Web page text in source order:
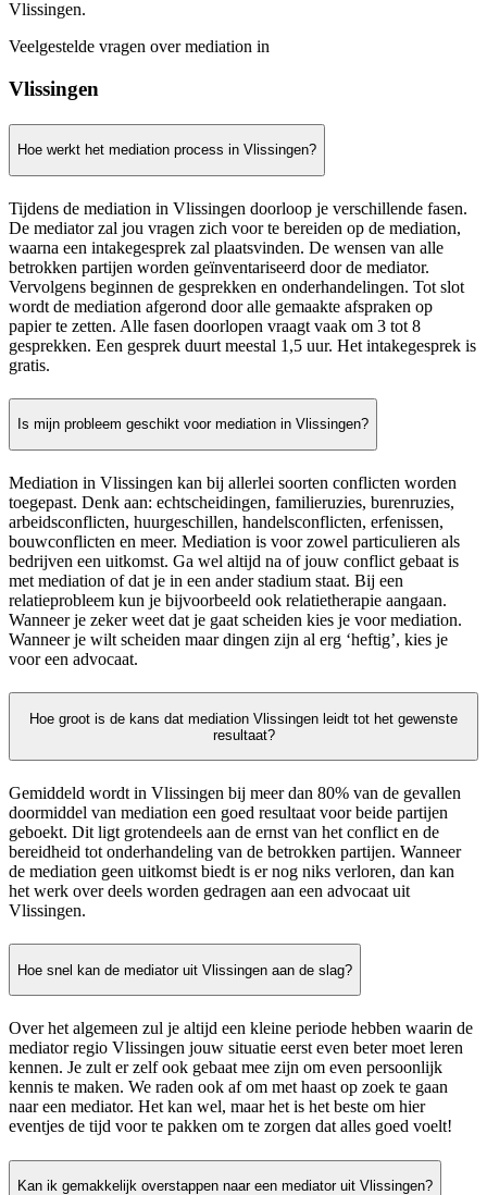
Vlissingen.
Veelgestelde vragen over mediation in
Vlissingen
Hoe werkt het mediation process in Vlissingen?
Tijdens de mediation in Vlissingen doorloop je verschillende fasen.
De mediator zal jou vragen zich voor te bereiden op de mediation,
waarna een intakegesprek zal plaatsvinden. De wensen van alle
betrokken partijen worden geïnventariseerd door de mediator.
Vervolgens beginnen de gesprekken en onderhandelingen. Tot slot
wordt de mediation afgerond door alle gemaakte afspraken op
papier te zetten. Alle fasen doorlopen vraagt vaak om 3 tot 8
gesprekken. Een gesprek duurt meestal 1,5 uur. Het intakegesprek is
gratis.
Is mijn probleem geschikt voor mediation in Vlissingen?
Mediation in Vlissingen kan bij allerlei soorten conflicten worden
toegepast. Denk aan: echtscheidingen, familieruzies, burenruzies,
arbeidsconflicten, huurgeschillen, handelsconflicten, erfenissen,
bouwconflicten en meer. Mediation is voor zowel particulieren als
bedrijven een uitkomst. Ga wel altijd na of jouw conflict gebaat is
met mediation of dat je in een ander stadium staat. Bij een
relatieprobleem kun je bijvoorbeeld ook relatietherapie aangaan.
Wanneer je zeker weet dat je gaat scheiden kies je voor mediation.
Wanneer je wilt scheiden maar dingen zijn al erg ‘heftig’, kies je
voor een advocaat.
Hoe groot is de kans dat mediation Vlissingen leidt tot het gewenste
resultaat?
Gemiddeld wordt in Vlissingen bij meer dan 80% van de gevallen
doormiddel van mediation een goed resultaat voor beide partijen
geboekt. Dit ligt grotendeels aan de ernst van het conflict en de
bereidheid tot onderhandeling van de betrokken partijen. Wanneer
de mediation geen uitkomst biedt is er nog niks verloren, dan kan
het werk over deels worden gedragen aan een advocaat uit
Vlissingen.
Hoe snel kan de mediator uit Vlissingen aan de slag?
Over het algemeen zul je altijd een kleine periode hebben waarin de
mediator regio Vlissingen jouw situatie eerst even beter moet leren
kennen. Je zult er zelf ook gebaat mee zijn om even persoonlijk
kennis te maken. We raden ook af om met haast op zoek te gaan
naar een mediator. Het kan wel, maar het is het beste om hier
eventjes de tijd voor te pakken om te zorgen dat alles goed voelt!
Kan ik gemakkelijk overstappen naar een mediator uit Vlissingen?